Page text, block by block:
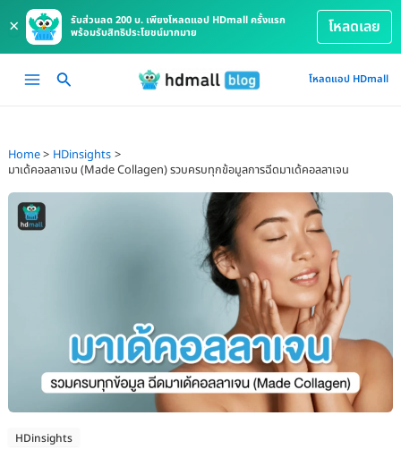
×
รับส่วนลด 200 บ. เพียงโหลดแอป HDmall ครั้งแรก
พร้อมรับสิทธิประโยชน์มากมาย
โหลดเลย
Main
โหลดแอป HDmall
Home
HDinsights
มาเด้คอลลาเจน (Made Collagen) รวบครบทุกข้อมูลการฉีดมาเด้คอลลาเจน
HDinsights